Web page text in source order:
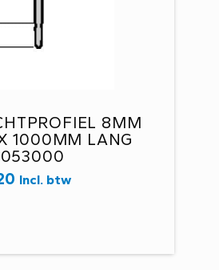
8MM
1000MM LANG
Incl. btw